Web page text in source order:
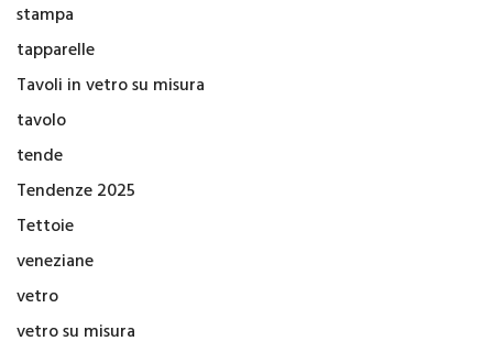
stampa
tapparelle
Tavoli in vetro su misura
tavolo
tende
Tendenze 2025
Tettoie
veneziane
vetro
vetro su misura